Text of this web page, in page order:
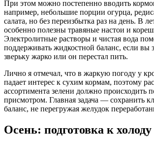
При этом можно постепенно вводить
например, небольшие порции огурца,
салата, но без переизбытка раз на день. В
особенно полезны травяные настои и
Электролитные растворы и чистая вода
поддерживать жидкостной баланс, если вы
зверьку жарко или он перестал пить.
Лично я отмечал, что в жаркую погоду у
падает интерес к сухим кормам, поэтому
ассортимента зелени должно происходить
присмотром. Главная задача — сохранить
баланс, не перегружая желудок
Осень: подготовка к